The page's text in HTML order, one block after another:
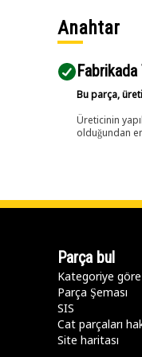
Anahtar
Fabrikada
Bu parça,
Üreticinin
olduğundan
Parça bul
Kategoriye göre
Parça Şeması
SIS
Cat parçaları
Site haritası